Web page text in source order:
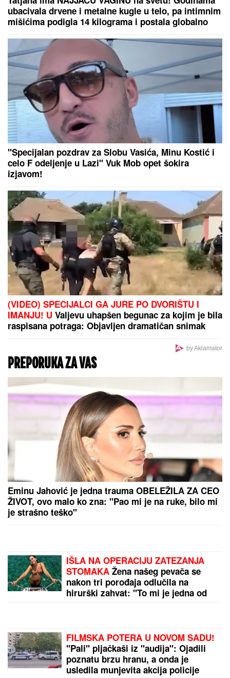
U GUČI SE NE ŠTEDE NI PLUĆA NI DUŠA:Himnom
"Sa Ovčara i Kablara" počeo 65. jubilarni
Dragačevski sabor trubača
VENČANJE DEJANA KRALJA I LEPE
DOKTORKE:Romantični poljubac i
osmesi pred CRKVENU
CEREMONIJU, a ovo mu je velika
životnu želja!
Tatjana ima NAJJAČU VAGINU na svetu! Godinama
ubacivala drvene i metalne kugle u telo, pa intimnim
mišićima podigla 14 kilograma i postala globalno
poznata
"Specijalan pozdrav za Slobu Vasića, Minu Kostić i
celo F odeljenje u Lazi" Vuk Mob opet šokira
izjavom!
(VIDEO) SPECIJALCI GA JURE PO DVORIŠTU I
IMANJU! UValjevu uhapšen begunac za kojim je bila
raspisana potraga: Objavljen dramatičan snimak